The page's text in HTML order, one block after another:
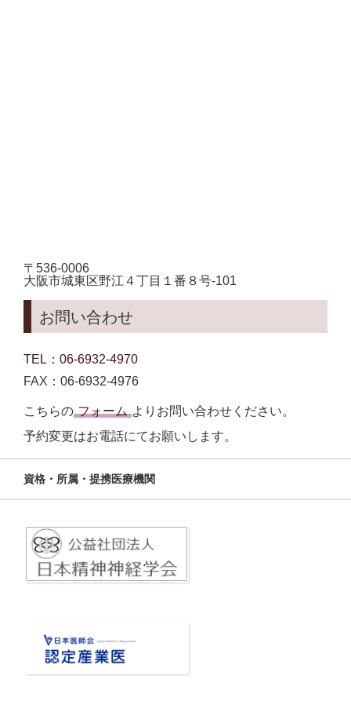
〒536-0006
大阪市城東区野江４丁目１番８号-101
お問い合わせ
TEL：06-6932-4970
FAX：06-6932-4976
こちらの フォーム よりお問い合わせください。
予約変更はお電話にてお願いします。
資格・所属・提携医療機関